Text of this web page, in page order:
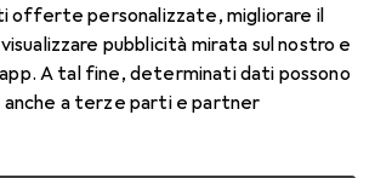
offerte personalizzate, migliorare il
pubblicità mirata sul nostro e
A tal fine, determinati dati possono
anche a terze parti e partner